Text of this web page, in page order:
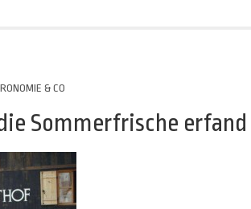
& CO
Sommerfrische erfand